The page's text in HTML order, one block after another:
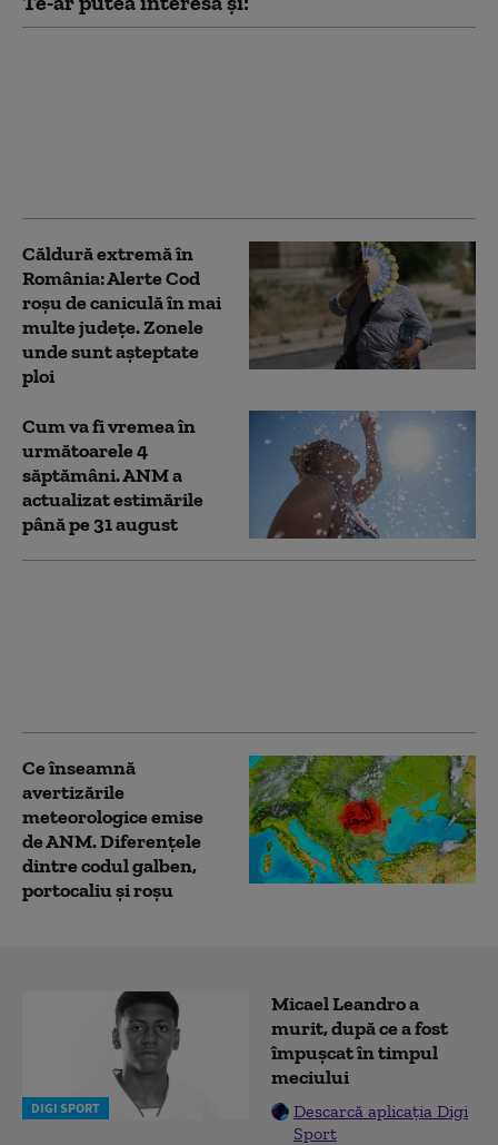
Căldură extremă în
România: Alerte Cod
roşu de caniculă în mai
multe judeţe. Zonele
unde sunt așteptate
ploi
Cum va fi vremea în
următoarele 4
săptămâni. ANM a
actualizat estimările
până pe 31 august
Ce înseamnă
avertizările
meteorologice emise
de ANM. Diferențele
dintre codul galben,
portocaliu și roșu
DIGI SPORT
Micael Leandro a
murit, după ce a fost
împușcat în timpul
meciului
Descarcă aplicația Digi
Sport